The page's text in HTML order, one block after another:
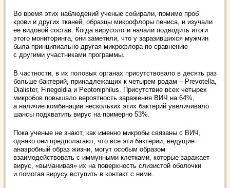
Во время этих наблюдений ученые собирали, помимо проб
крови и других тканей, образцы микрофлоры пениса, и изучали
ее видовой состав. Когда вирусологи начали подводить итоги
этого мониторинга, они заметили, что у заразившихся мужчин
была принципиально другая микрофлора по сравнению
с другими участниками программы.
В частности, в их половых органах присутствовало в десять раз
больше бактерий, принадлежащих к четырем родам – Prevotella,
Dialister, Finegoldia и Peptoniphilus. Присутствие всех четырех
микробов повышало вероятность заражения ВИЧ на 64%,
а наличие комбинации нескольких этих бактерий увеличивало
шансы подхватить вирус на примерно 53%.
Пока ученые не знают, как именно микробы связаны с ВИЧ,
однако они предполагают, что все эти бактерии, ведущие
анаэробный образ жизни, могут особым образом
взаимодействовать с иммунными клетками, которые заражает
вирус, «выманивая» их на поверхность слизистой оболочки
и помогая вирусу вступить в контакт с ними.